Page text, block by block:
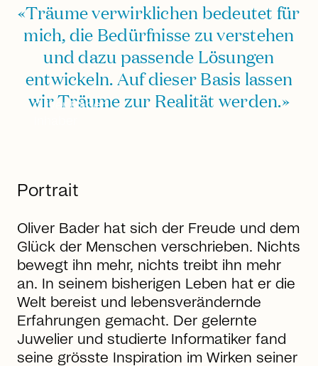
«Träume verwirklichen bedeutet für
mich, die Bedürfnisse zu verstehen
und dazu passende Lösungen
entwickeln. Auf dieser Basis lassen
wir Träume zur Realität werden.»
Oliver Bader
Portrait
Oliver Bader hat sich der Freude und dem
Glück der Menschen verschrieben. Nichts
bewegt ihn mehr, nichts treibt ihn mehr
an. In seinem bisherigen Leben hat er die
Welt bereist und lebensverändernde
Erfahrungen gemacht. Der gelernte
Juwelier und studierte Informatiker fand
seine grösste Inspiration im Wirken seiner